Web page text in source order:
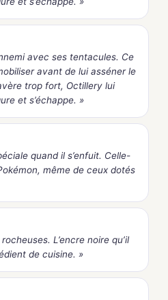
avec ses tentacules. Ce
avant de lui asséner le
trop fort, Octillery lui
et s’échappe. »
quand il s’enfuit. Celle-
même de ceux dotés
L’encre noire qu’il
de cuisine. »